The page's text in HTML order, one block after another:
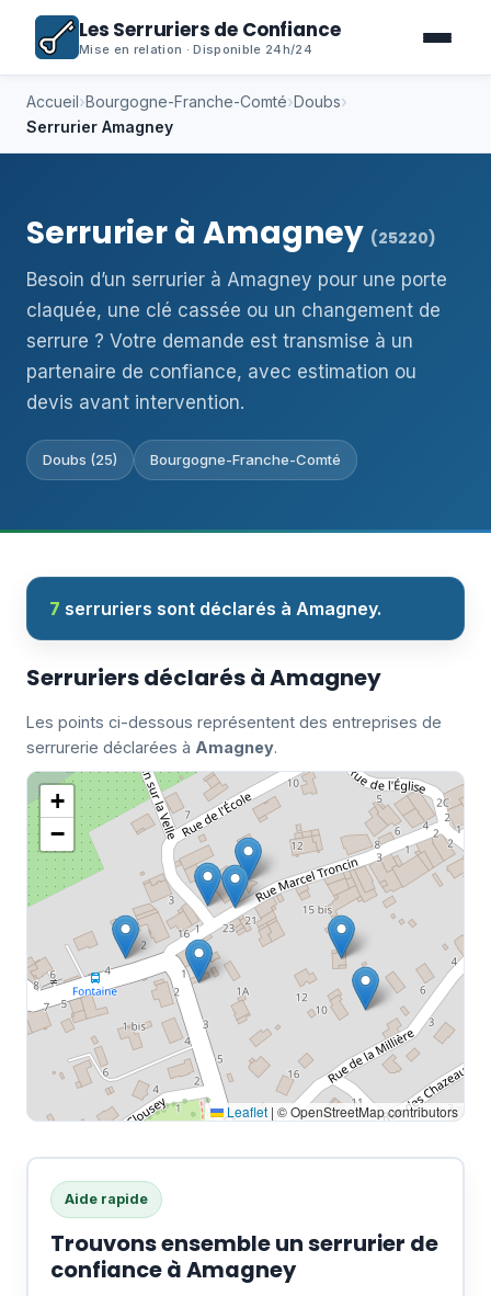
Les Serruriers de Confiance
Mise en relation · Disponible 24h/24
Accueil›Bourgogne-Franche-Comté›Doubs›
Serrurier Amagney
Serrurier à Amagney (25220)
Besoin d’un serrurier à Amagney pour une porte
claquée, une clé cassée ou un changement de
serrure ? Votre demande est transmise à un
partenaire de confiance, avec estimation ou
devis avant intervention.
Doubs (25) Bourgogne-Franche-Comté
7 serruriers sont déclarés à Amagney.
Serruriers déclarés à Amagney
Les points ci-dessous représentent des entreprises de
serrurerie déclarées à Amagney.
+
−
Leaflet | © OpenStreetMap contributors
Aide rapide
Trouvons ensemble un serrurier de
confiance à Amagney